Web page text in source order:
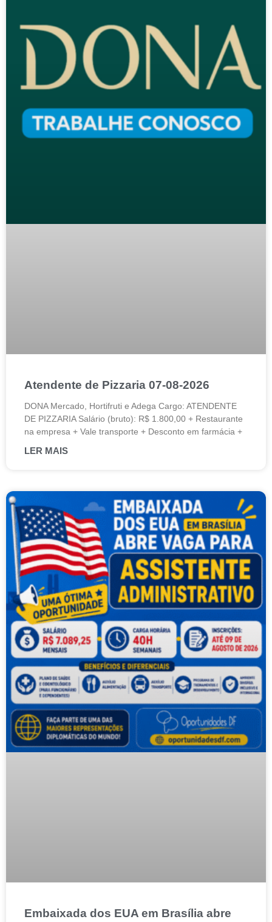
Atendente de Pizzaria 07-08-2026
DONA Mercado, Hortifruti e Adega Cargo: ATENDENTE
DE PIZZARIA Salário (bruto): R$ 1.800,00 + Restaurante
na empresa + Vale transporte + Desconto em farmácia +
LER MAIS
Embaixada dos EUA em Brasília abre